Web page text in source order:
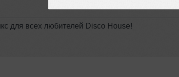
для всех любителей Disco House!